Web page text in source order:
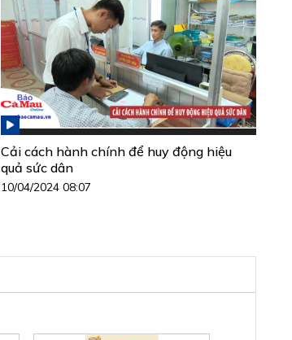
Cải cách hành chính để huy động hiệu
quả sức dân
10/04/2024 08:07